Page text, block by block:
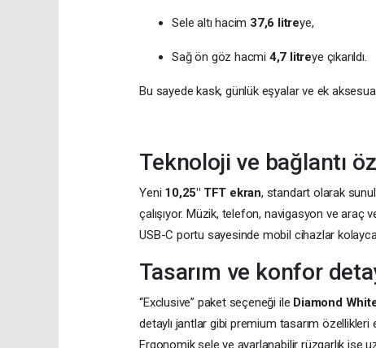
Sele altı hacim 37,6 litreye,
Sağ ön göz hacmi 4,7 litreye çıkarıldı.
Bu sayede kask, günlük eşyalar ve ek
Teknoloji ve bağlantı
Yeni 10,25" TFT ekran, standart olarak
çalışıyor. Müzik, telefon, navigasyon ve araç
USB-C portu sayesinde mobil cihazlar
Tasarım ve konfor
“Exclusive” paket seçeneği ile Diamond
detaylı jantlar gibi premium tasarım özellikleri
Ergonomik sele ve ayarlanabilir rüzgarlık ise